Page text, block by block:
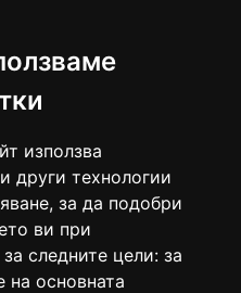
използва
други технологии
за да подобри
ви при
следните цели: за
на основната
за
градината,
как да
в този така